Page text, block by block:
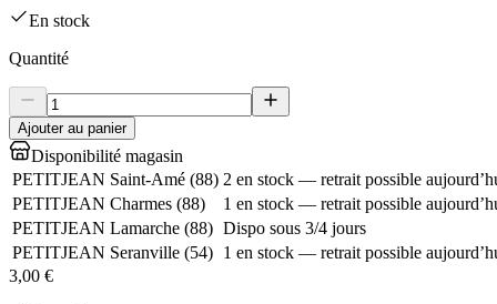
En stock
Quantité
Ajouter au panier
Disponibilité magasin
PETITJEAN Saint-Amé (88) 2 en stock — retrait possible
PETITJEAN Charmes (88)
1 en stock — retrait possible
PETITJEAN Lamarche (88) Dispo sous 3/4 jours
PETITJEAN Seranville (54) 1 en stock — retrait possible
3,00 €